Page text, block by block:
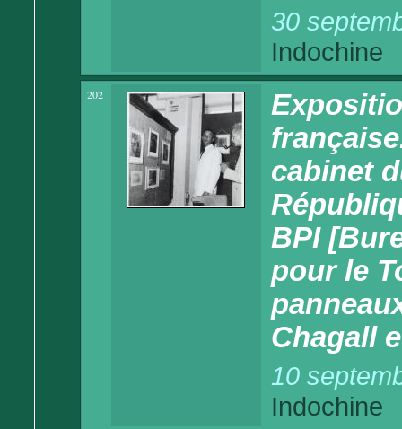
30
Indochine
202
cabinet
BPI
pour le
Chagall
10
Indochine